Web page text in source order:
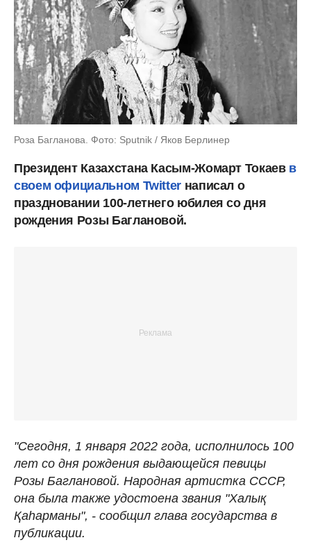
Роза Багланова. Фото: Sputnik / Яков Берлинер
Президент Казахстана Касым-Жомарт Токаевв
своем официальном Twitter написал о
праздновании 100-летнего юбилея со дня
рождения Розы Баглановой.
"Сегодня, 1 января 2022 года, исполнилось 100
лет со дня рождения выдающейся певицы
Розы Баглановой. Народная артистка СССР,
она была также удостоена звания "Халық
Қаһарманы", - сообщил глава государства в
публикации.